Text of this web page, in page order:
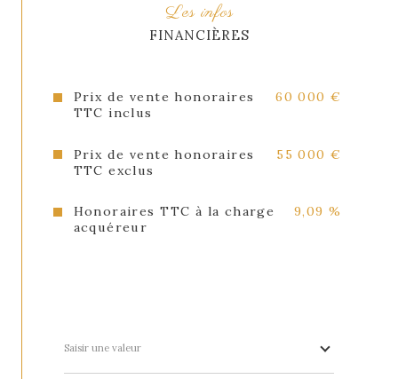
Les infos
FINANCIÈRES
Prix de vente honoraires
TTC inclus
60 000 €
Prix de vente honoraires
TTC exclus
55 000 €
Honoraires TTC à la charge
acquéreur
9,09 %
Saisir une valeur